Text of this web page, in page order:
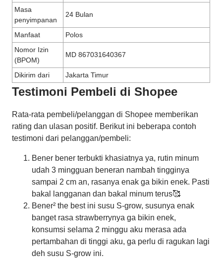
Masa
penyimpanan
24 Bulan
Manfaat
Polos
Nomor Izin
(BPOM)
MD 867031640367
Dikirim dari Jakarta Timur
Testimoni Pembeli di Shopee
Rata-rata pembeli/pelanggan di Shopee memberikan
rating dan ulasan positif. Berikut ini beberapa contoh
testimoni dari pelanggan/pembeli:
Bener bener terbukti khasiatnya ya, rutin minum
udah 3 mingguan beneran nambah tingginya
sampai 2 cm an, rasanya enak ga bikin enek. Pasti
bakal langganan dan bakal minum terus🥰
Bener² the best ini susu S-grow, susunya enak
banget rasa strawberrynya ga bikin enek,
konsumsi selama 2 minggu aku merasa ada
pertambahan di tinggi aku, ga perlu di ragukan lagi
deh susu S-grow ini.